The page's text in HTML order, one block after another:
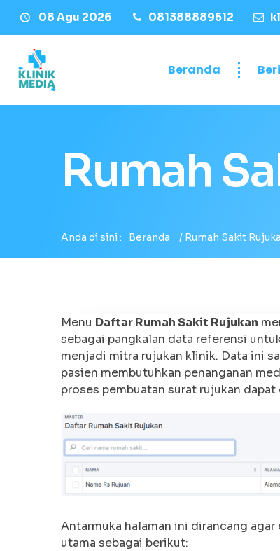
08 Agu 2026 081388889512
Beranda
Rumah
Anda di sini : Beranda / Rumah Sakit
Menu Daftar Rumah Sakit Rujukan
sebagai pangkalan data referensi
menjadi mitra rujukan klinik. Data ini
pasien membutuhkan penanganan
proses pembuatan surat rujukan
Antarmuka halaman ini dirancang
utama sebagai berikut: